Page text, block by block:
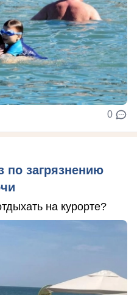
0
по загрязнению
на курорте?